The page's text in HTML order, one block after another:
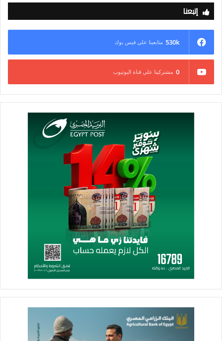
إتبعنا
530k متابعينا علي فيس بوك
0 مشتركينا علي قناة اليوتيوب